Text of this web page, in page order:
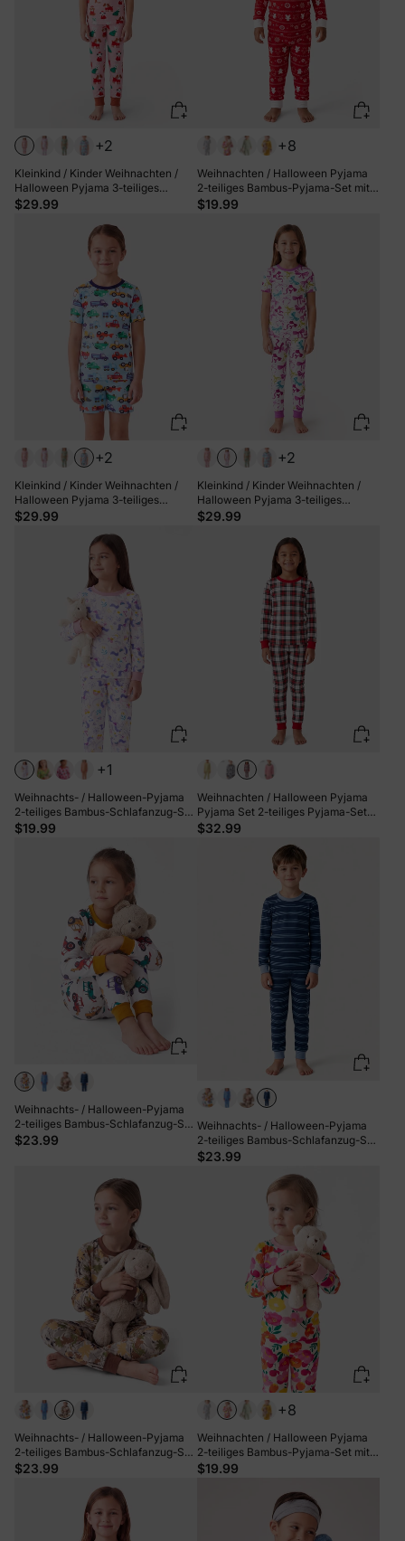
+2
Kleinkind / Kinder Weihnachten /
Halloween Pyjama 3-teiliges
Bambus Pyjama Set 2-in-1 Look für
$29.99
+8
Weihnachten / Halloween Pyjama
2-teiliges Bambus-Pyjama-Set mit
kindlichem Druck für Baby /
$19.99
+2
Kleinkind / Kinder Weihnachten /
Halloween Pyjama 3-teiliges
Bambus Pyjama Set 2-in-1 Look für
$29.99
+2
Kleinkind / Kinder Weihnachten /
Halloween Pyjama 3-teiliges
Bambus Pyjama Set 2-in-1 Look für
$29.99
+1
Weihnachts- / Halloween-Pyjama
2-teiliges Bambus-Schlafanzug-Set
mit kindlichem Print für Kleinkinder /
$19.99
Weihnachten / Halloween Pyjama
Pyjama Set 2-teiliges Pyjama-Set
mit kindlichem Aufdruck für
$32.99
Weihnachts- / Halloween-Pyjama
2-teiliges Bambus-Schlafanzug-Set
mit verspieltem Print für Kleinkinder
$23.99
Weihnachts- / Halloween-Pyjama
2-teiliges Bambus-Schlafanzug-Set
mit verspieltem Print für Kleinkinder
$23.99
Weihnachts- / Halloween-Pyjama
2-teiliges Bambus-Schlafanzug-Set
mit verspieltem Print für Kleinkinder
$23.99
+8
Weihnachten / Halloween Pyjama
2-teiliges Bambus-Pyjama-Set mit
kindlichem Druck für Baby /
$19.99